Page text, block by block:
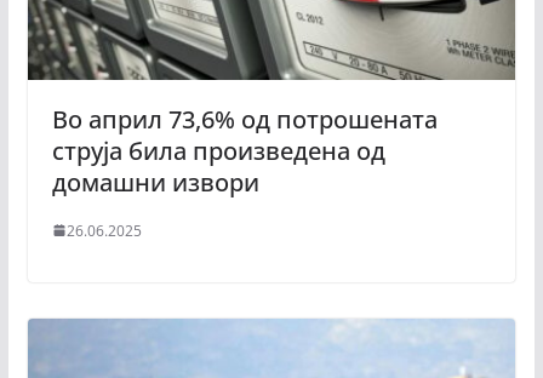
Во април 73,6% од потрошената
струја била произведена од
домашни извори
26.06.2025